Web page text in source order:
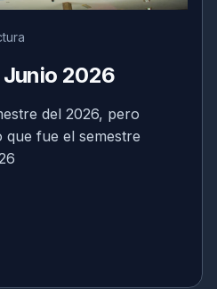
Junio 2026
del 2026, pero
fue el semestre